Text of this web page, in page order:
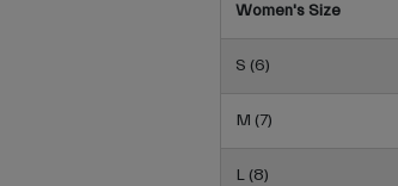
Women's Size
S (6)
M (7)
L (8)